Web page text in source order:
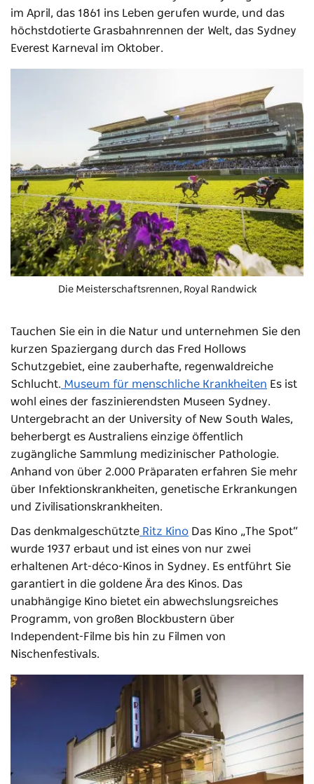
im April, das 1861 ins Leben gerufen wurde, und das
höchstdotierte Grasbahnrennen der Welt, das Sydney
Everest Karneval
im Oktober.
Die Meisterschaftsrennen,Royal Randwick
Tauchen Sie ein in die Natur und unternehmen Sie den
kurzen Spaziergang durch das Fred Hollows
Schutzgebiet, eine zauberhafte, regenwaldreiche
Schlucht. Museum für menschliche Krankheiten Es ist
wohl eines der faszinierendsten Museen Sydney.
Untergebracht an der University of New South Wales,
beherbergt es Australiens einzige öffentlich
zugängliche Sammlung medizinischer Pathologie.
Anhand von über 2.000 Präparaten erfahren Sie mehr
über Infektionskrankheiten, genetische Erkrankungen
und Zivilisationskrankheiten.
Das denkmalgeschützte Ritz Kino Das Kino „The Spot“
wurde 1937 erbaut und ist eines von nur zwei
erhaltenen Art-déco-Kinos in Sydney. Es entführt Sie
garantiert in die goldene Ära des Kinos. Das
unabhängige Kino bietet ein abwechslungsreiches
Programm, von großen Blockbustern über
Independent-Filme bis hin zu Filmen von
Nischenfestivals.